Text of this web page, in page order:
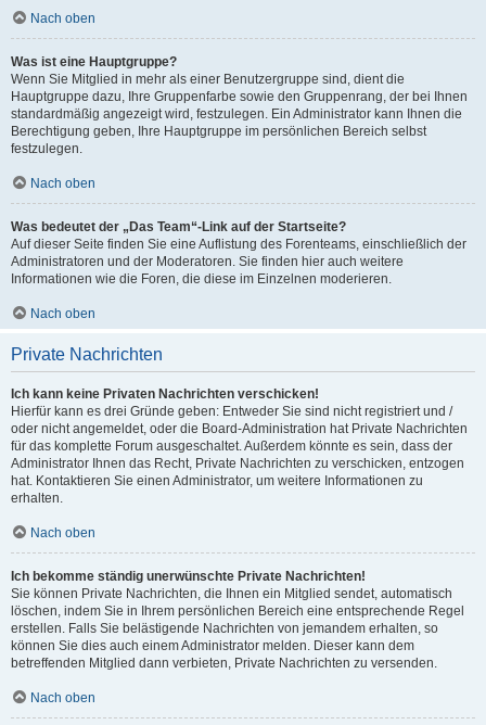
Nach oben
Was ist eine Hauptgruppe?
Wenn Sie Mitglied in mehr als einer Benutzergruppe sind, dient die
Hauptgruppe dazu, Ihre Gruppenfarbe sowie den Gruppenrang, der bei Ihnen
standardmäßig angezeigt wird, festzulegen. Ein Administrator kann Ihnen die
Berechtigung geben, Ihre Hauptgruppe im persönlichen Bereich selbst
festzulegen.
Nach oben
Was bedeutet der „Das Team“-Link auf der Startseite?
Auf dieser Seite finden Sie eine Auflistung des Forenteams, einschließlich der
Administratoren und der Moderatoren. Sie finden hier auch weitere
Informationen wie die Foren, die diese im Einzelnen moderieren.
Nach oben
Private Nachrichten
Ich kann keine Privaten Nachrichten verschicken!
Hierfür kann es drei Gründe geben: Entweder Sie sind nicht registriert und /
oder nicht angemeldet, oder die Board-Administration hat Private Nachrichten
für das komplette Forum ausgeschaltet. Außerdem könnte es sein, dass der
Administrator Ihnen das Recht, Private Nachrichten zu verschicken, entzogen
hat. Kontaktieren Sie einen Administrator, um weitere Informationen zu
erhalten.
Nach oben
Ich bekomme ständig unerwünschte Private Nachrichten!
Sie können Private Nachrichten, die Ihnen ein Mitglied sendet, automatisch
löschen, indem Sie in Ihrem persönlichen Bereich eine entsprechende Regel
erstellen. Falls Sie belästigende Nachrichten von jemandem erhalten, so
können Sie dies auch einem Administrator melden. Dieser kann dem
betreffenden Mitglied dann verbieten, Private Nachrichten zu versenden.
Nach oben